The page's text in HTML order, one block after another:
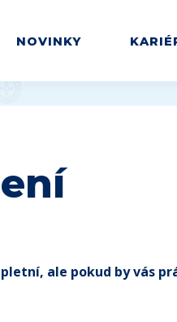
NOVINKY
ale pokud by vás